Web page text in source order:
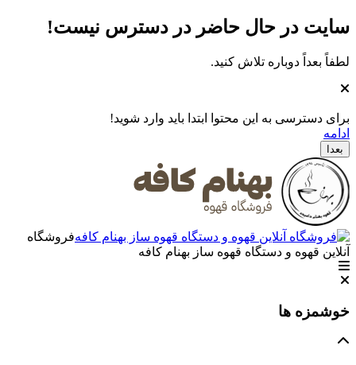
سایت در حال حاضر در دسترس نیست!
لطفاً بعداً دوباره تلاش کنید.
برای دسترسی به این محتوا ابتدا باید وارد شوید!
ادامه
بعدا
فروشگاه
آنلاین قهوه و دستگاه قهوه ساز بهنام کافه
خوشمزه ها